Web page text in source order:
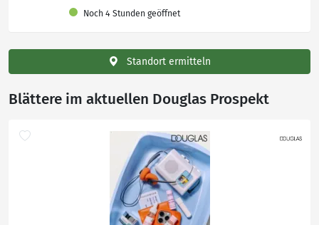
Noch 4 Stunden geöffnet
Standort ermitteln
Blättere im aktuellen Douglas Prospekt